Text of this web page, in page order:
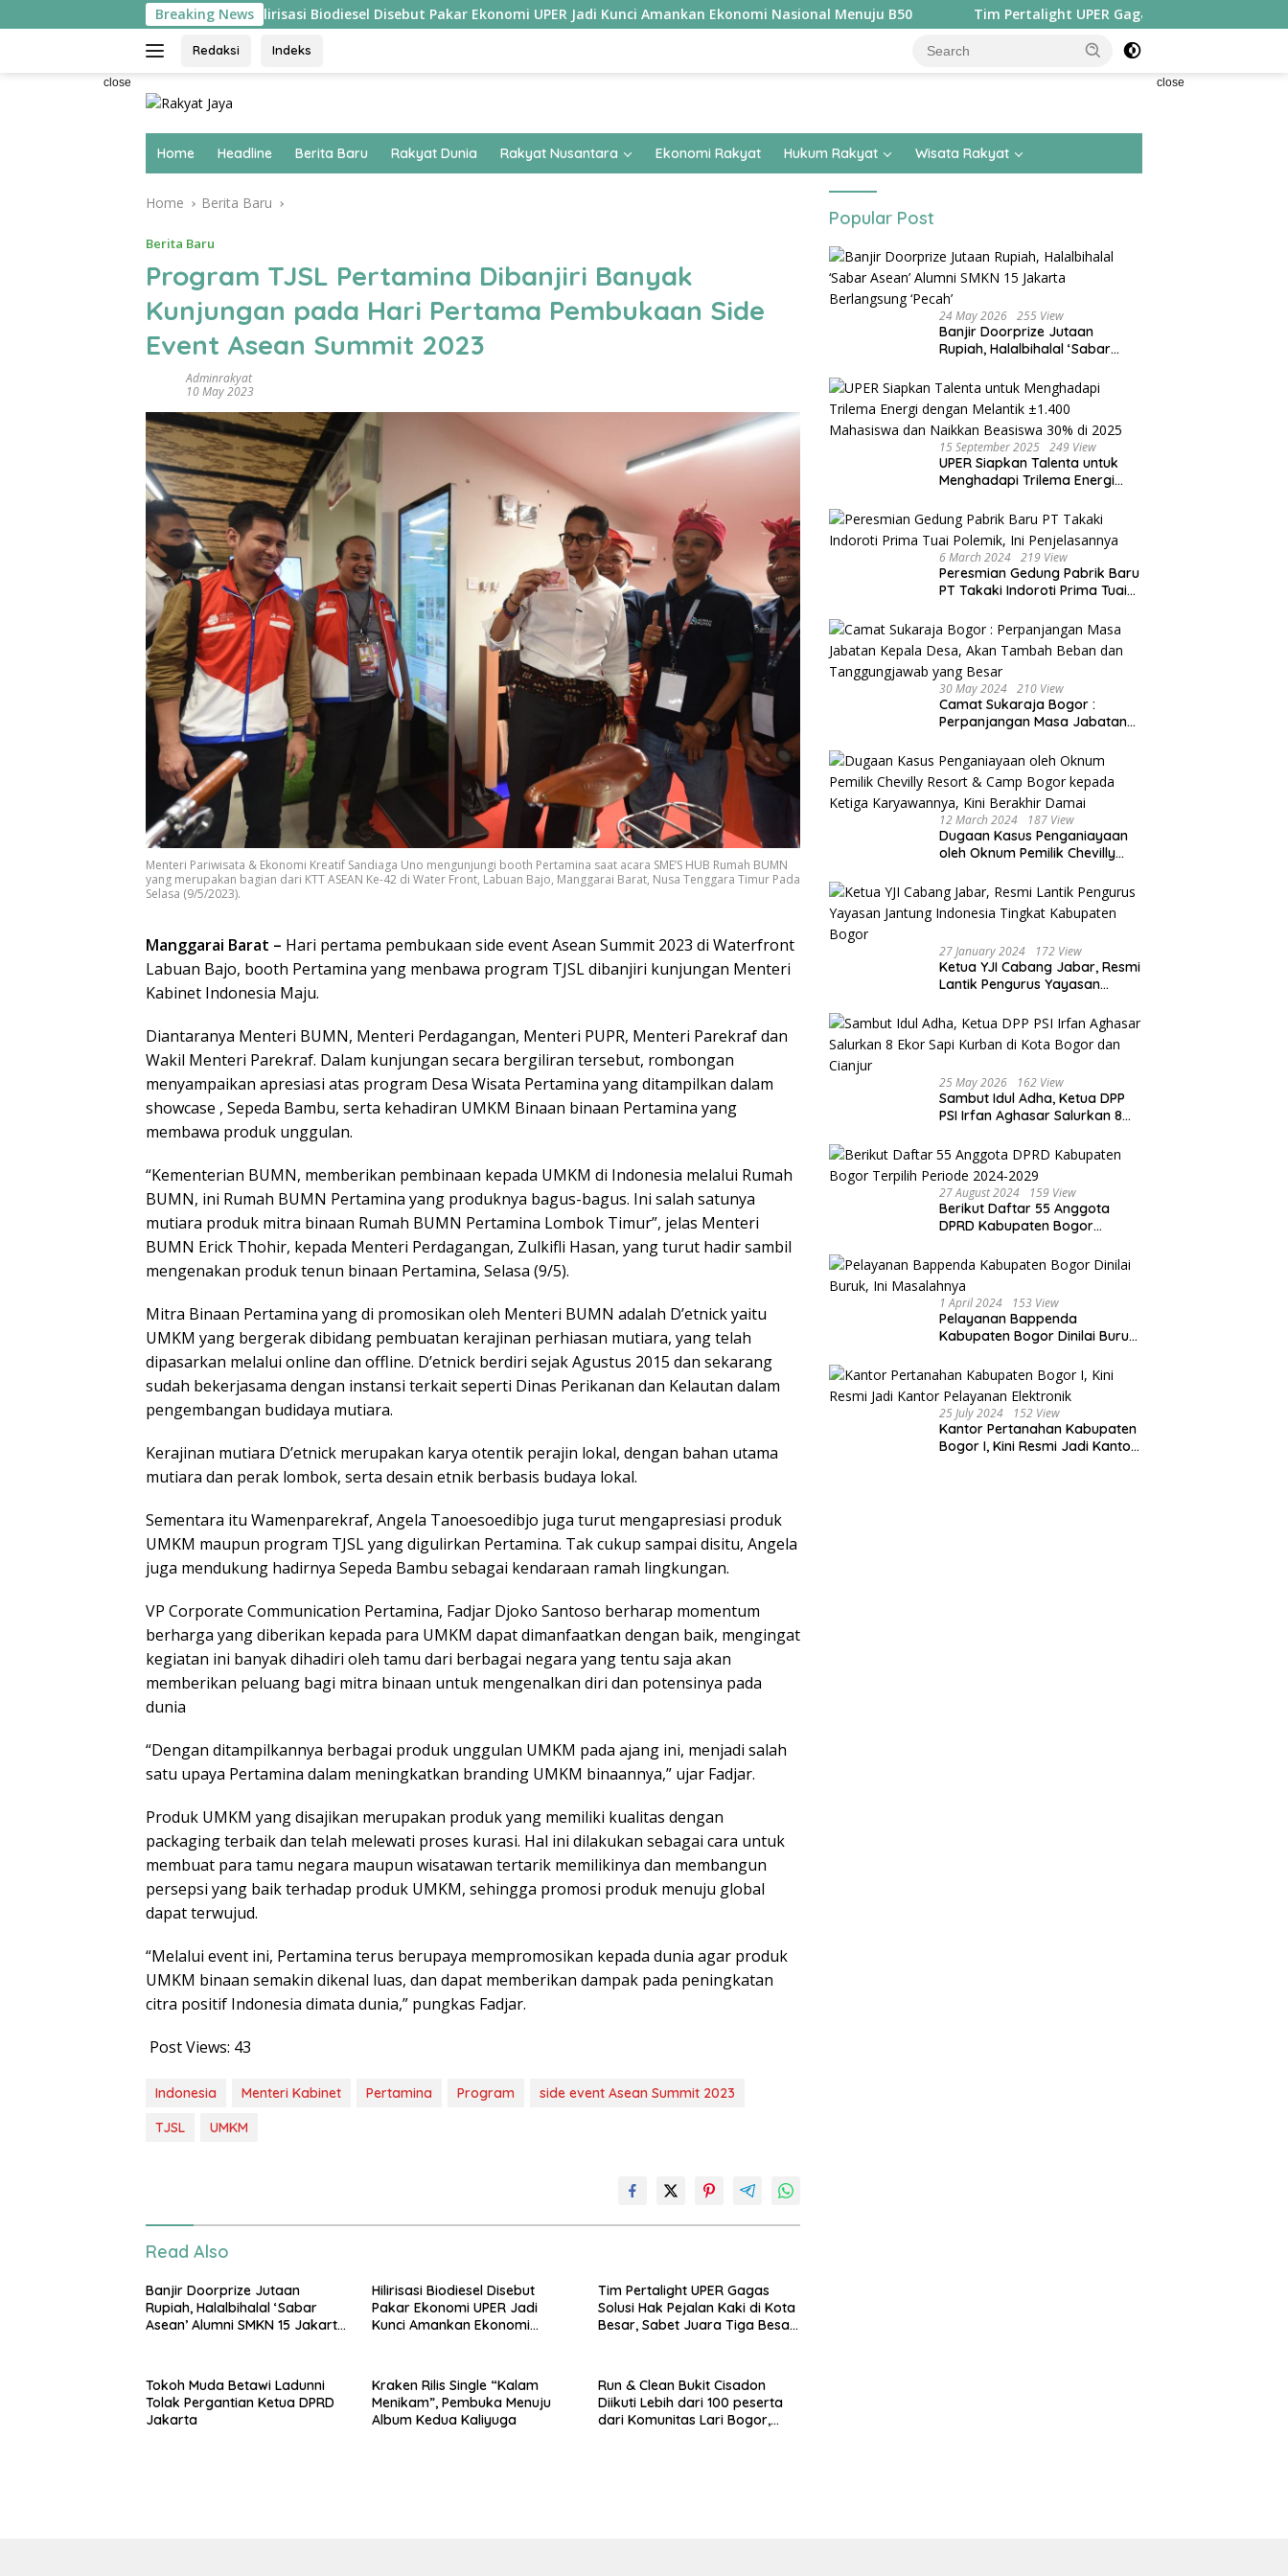
to
Breaking News
Hilirisasi Biodiesel Disebut Pakar Ekonomi UPER Jadi Kunci Amankan Ekonomi Nasional Menuju B50 Tim Pertalight UPER Gagas Solusi Hak Pejalan Kaki di
Redaksi Indeks
close close
Home Headline Berita Baru Rakyat Dunia Rakyat Nusantara Ekonomi Rakyat Hukum Rakyat Wisata Rakyat
Home Berita Baru
Berita Baru
Program TJSL Pertamina Dibanjiri Banyak
Kunjungan pada Hari Pertama Pembukaan Side
Event Asean Summit 2023
Adminrakyat
10 May 2023
Menteri Pariwisata & Ekonomi Kreatif Sandiaga Uno mengunjungi booth Pertamina saat acara SME’S HUB Rumah BUMN
yang merupakan bagian dari KTT ASEAN Ke-42 di Water Front, Labuan Bajo, Manggarai Barat, Nusa Tenggara Timur Pada
Selasa (9/5/2023).
Manggarai Barat – Hari pertama pembukaan side event Asean Summit 2023 di Waterfront
Labuan Bajo, booth Pertamina yang menbawa program TJSL dibanjiri kunjungan Menteri
Kabinet Indonesia Maju.
Diantaranya Menteri BUMN, Menteri Perdagangan, Menteri PUPR, Menteri Parekraf dan
Wakil Menteri Parekraf. Dalam kunjungan secara bergiliran tersebut, rombongan
menyampaikan apresiasi atas program Desa Wisata Pertamina yang ditampilkan dalam
showcase , Sepeda Bambu, serta kehadiran UMKM Binaan binaan Pertamina yang
membawa produk unggulan.
“Kementerian BUMN, memberikan pembinaan kepada UMKM di Indonesia melalui Rumah
BUMN, ini Rumah BUMN Pertamina yang produknya bagus-bagus. Ini salah satunya
mutiara produk mitra binaan Rumah BUMN Pertamina Lombok Timur”, jelas Menteri
BUMN Erick Thohir, kepada Menteri Perdagangan, Zulkifli Hasan, yang turut hadir sambil
mengenakan produk tenun binaan Pertamina, Selasa (9/5).
Mitra Binaan Pertamina yang di promosikan oleh Menteri BUMN adalah D’etnick yaitu
UMKM yang bergerak dibidang pembuatan kerajinan perhiasan mutiara, yang telah
dipasarkan melalui online dan offline. D’etnick berdiri sejak Agustus 2015 dan sekarang
sudah bekerjasama dengan instansi terkait seperti Dinas Perikanan dan Kelautan dalam
pengembangan budidaya mutiara.
Kerajinan mutiara D’etnick merupakan karya otentik perajin lokal, dengan bahan utama
mutiara dan perak lombok, serta desain etnik berbasis budaya lokal.
Sementara itu Wamenparekraf, Angela Tanoesoedibjo juga turut mengapresiasi produk
UMKM maupun program TJSL yang digulirkan Pertamina. Tak cukup sampai disitu, Angela
juga mendukung hadirnya Sepeda Bambu sebagai kendaraan ramah lingkungan.
VP Corporate Communication Pertamina, Fadjar Djoko Santoso berharap momentum
berharga yang diberikan kepada para UMKM dapat dimanfaatkan dengan baik, mengingat
kegiatan ini banyak dihadiri oleh tamu dari berbagai negara yang tentu saja akan
memberikan peluang bagi mitra binaan untuk mengenalkan diri dan potensinya pada
dunia
“Dengan ditampilkannya berbagai produk unggulan UMKM pada ajang ini, menjadi salah
satu upaya Pertamina dalam meningkatkan branding UMKM binaannya,” ujar Fadjar.
Produk UMKM yang disajikan merupakan produk yang memiliki kualitas dengan
packaging terbaik dan telah melewati proses kurasi. Hal ini dilakukan sebagai cara untuk
membuat para tamu negara maupun wisatawan tertarik memilikinya dan membangun
persepsi yang baik terhadap produk UMKM, sehingga promosi produk menuju global
dapat terwujud.
“Melalui event ini, Pertamina terus berupaya mempromosikan kepada dunia agar produk
UMKM binaan semakin dikenal luas, dan dapat memberikan dampak pada peningkatan
citra positif Indonesia dimata dunia,” pungkas Fadjar.
Post Views: 43
Indonesia Menteri Kabinet Pertamina Program
side event Asean Summit 2023
TJSL
UMKM
Read Also
Banjir Doorprize Jutaan
Rupiah, Halalbihalal ‘Sabar
Asean’ Alumni SMKN 15 Jakarta
Hilirisasi Biodiesel Disebut
Pakar Ekonomi UPER Jadi
Kunci Amankan Ekonomi
Tim Pertalight UPER Gagas
Solusi Hak Pejalan Kaki di Kota
Besar, Sabet Juara Tiga Besar
Tokoh Muda Betawi Ladunni
Tolak Pergantian Ketua DPRD
Jakarta
Kraken Rilis Single “Kalam
Menikam”, Pembuka Menuju
Album Kedua Kaliyuga
Run & Clean Bukit Cisadon
Diikuti Lebih dari 100 peserta
dari Komunitas Lari Bogor,
Popular Post
24 May 2026 255 View
Banjir Doorprize Jutaan
Rupiah, Halalbihalal ‘Sabar
Berlangsung ‘Pecah’
15 September 2025 249 View
UPER Siapkan Talenta untuk
Menghadapi Trilema Energi
Mahasiswa dan Naikkan
Beasiswa 30% di 2025
6 March 2024 219 View
Peresmian Gedung Pabrik Baru
PT Takaki Indoroti Prima Tuai
30 May 2024 210 View
Camat Sukaraja Bogor :
Perpanjangan Masa Jabatan
Beban dan Tanggungjawab
yang Besar
12 March 2024 187 View
Dugaan Kasus Penganiayaan
oleh Oknum Pemilik Chevilly
Ketiga Karyawannya, Kini
Berakhir Damai
27 January 2024 172 View
Ketua YJI Cabang Jabar, Resmi
Lantik Pengurus Yayasan
Kabupaten Bogor
25 May 2026 162 View
Sambut Idul Adha, Ketua DPP
PSI Irfan Aghasar Salurkan 8
Bogor dan Cianjur
27 August 2024 159 View
Berikut Daftar 55 Anggota
DPRD Kabupaten Bogor
1 April 2024 153 View
Pelayanan Bappenda
Kabupaten Bogor Dinilai Buruk,
25 July 2024 152 View
Kantor Pertanahan Kabupaten
Bogor I, Kini Resmi Jadi Kantor